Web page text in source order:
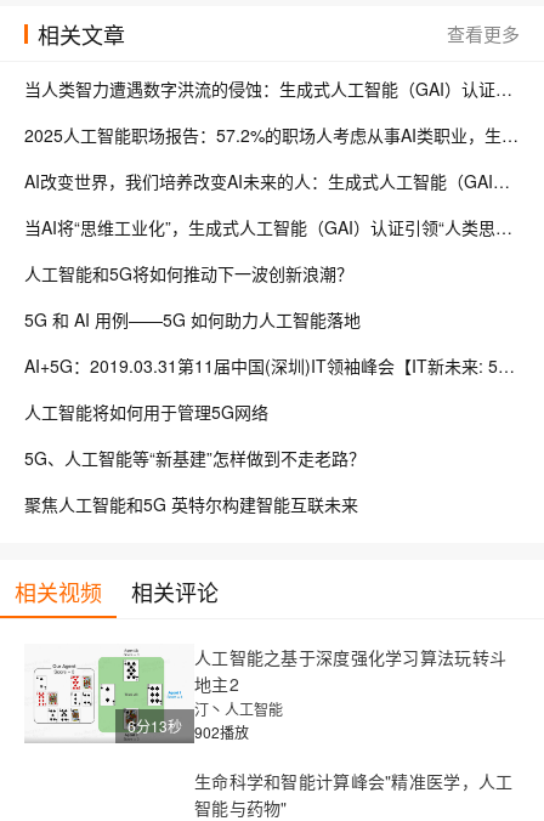
相关文章 查看更多
当人类智力遭遇数字洪流的侵蚀：生成式人工智能（GAI）认证能否成为认知时代的诺亚方舟？
2025人工智能职场报告：57.2%的职场人考虑从事AI类职业，生成式人工智能（GAI）认证如何重构职业价值坐标系
AI改变世界，我们培养改变AI未来的人：生成式人工智能（GAI）认证时代的认知革命
当AI将“思维工业化”，生成式人工智能（GAI）认证引领“人类思考"新航向
人工智能和5G将如何推动下一波创新浪潮？
5G 和 AI 用例——5G 如何助力人工智能落地
AI+5G：2019.03.31第11届中国(深圳)IT领袖峰会【IT新未来: 5G与人工智能】内容概要
人工智能将如何用于管理5G网络
5G、人工智能等“新基建”怎样做到不走老路？
聚焦人工智能和5G 英特尔构建智能互联未来
相关视频 相关评论
6分13秒
人工智能之基于深度强化学习算法玩转斗
地主2
汀丶人工智能
902播放
生命科学和智能计算峰会"精准医学，人工
智能与药物"